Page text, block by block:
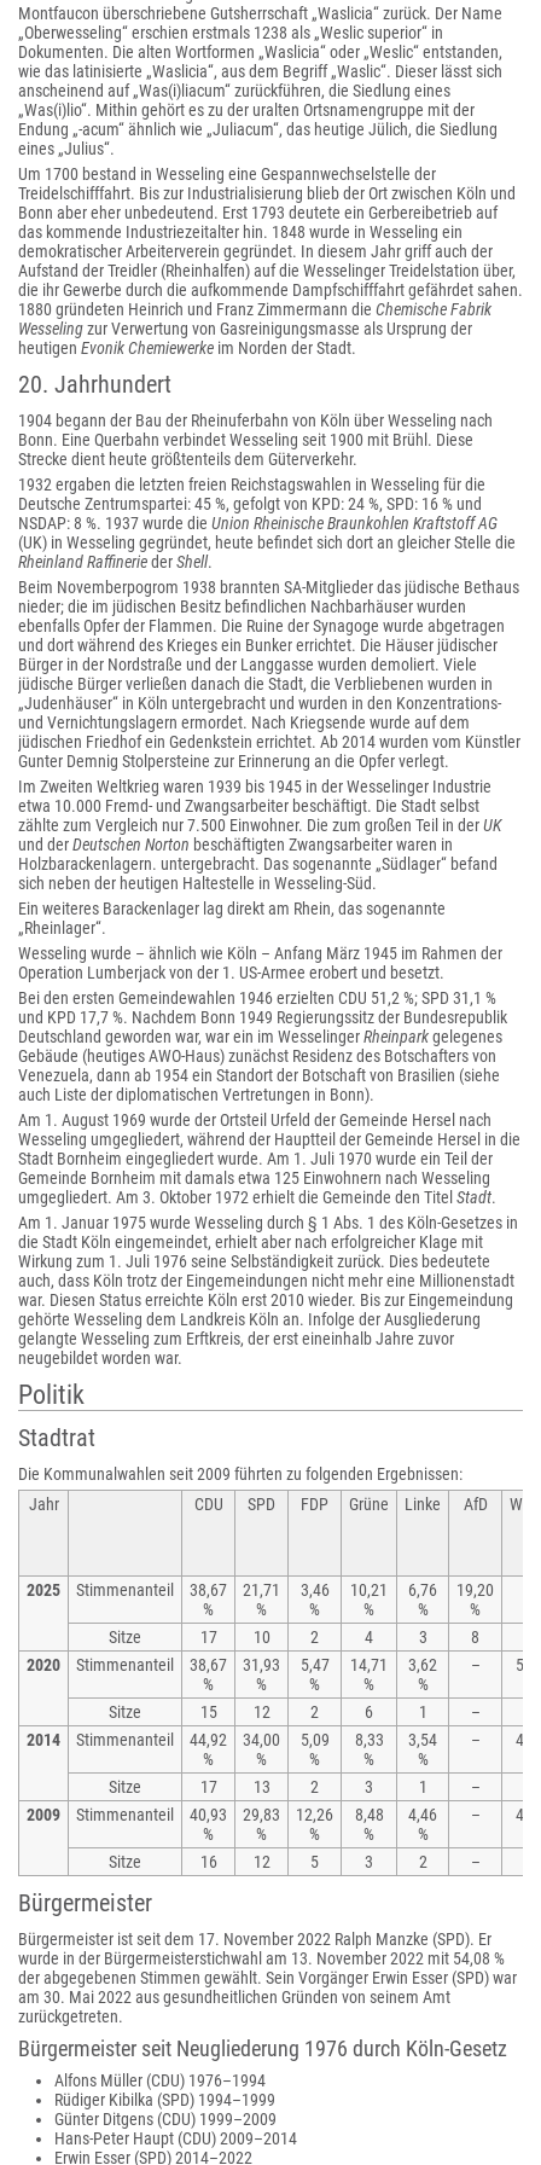
Montfaucon überschriebene Gutsherrschaft „Waslicia“ zurück. Der Name
„Oberwesseling“ erschien erstmals 1238 als „Weslic superior“ in
Dokumenten. Die alten Wortformen „Waslicia“ oder „Weslic“ entstanden,
wie das latinisierte „Waslicia“, aus dem Begriff „Waslic“. Dieser lässt sich
anscheinend auf „Was(i)liacum“ zurückführen, die Siedlung eines
„Was(i)lio“. Mithin gehört es zu der uralten Ortsnamengruppe mit der
Endung „-acum“ ähnlich wie „Juliacum“, das heutige Jülich, die Siedlung
eines „Julius“.
Um 1700 bestand in Wesseling eine Gespannwechselstelle der
Treidelschifffahrt. Bis zur Industrialisierung blieb der Ort zwischen Köln und
Bonn aber eher unbedeutend. Erst 1793 deutete ein Gerbereibetrieb auf
das kommende Industriezeitalter hin. 1848 wurde in Wesseling ein
demokratischer Arbeiterverein gegründet. In diesem Jahr griff auch der
Aufstand der Treidler (Rheinhalfen) auf die Wesselinger Treidelstation über,
die ihr Gewerbe durch die aufkommende Dampfschifffahrt gefährdet sahen.
1880 gründeten Heinrich und Franz Zimmermann die Chemische Fabrik
Wesselingzur Verwertung von Gasreinigungsmasse als Ursprung der
heutigen Evonik Chemiewerke im Norden der Stadt.
20. Jahrhundert
1904 begann der Bau der Rheinuferbahn von Köln über Wesseling nach
Bonn. Eine Querbahn verbindet Wesseling seit 1900 mit Brühl. Diese
Strecke dient heute größtenteils dem Güterverkehr.
1932 ergaben die letzten freien Reichstagswahlen in Wesseling für die
Deutsche Zentrumspartei: 45 %, gefolgt von KPD: 24 %, SPD: 16 % und
NSDAP: 8 %. 1937 wurde die Union Rheinische Braunkohlen Kraftstoff AG
(UK) in Wesseling gegründet, heute befindet sich dort an gleicher Stelle die
Rheinland RaffineriederShell.
Beim Novemberpogrom 1938 brannten SA-Mitglieder das jüdische Bethaus
nieder; die im jüdischen Besitz befindlichen Nachbarhäuser wurden
ebenfalls Opfer der Flammen. Die Ruine der Synagoge wurde abgetragen
und dort während des Krieges ein Bunker errichtet. Die Häuser jüdischer
Bürger in der Nordstraße und der Langgasse wurden demoliert. Viele
jüdische Bürger verließen danach die Stadt, die Verbliebenen wurden in
„Judenhäuser“ in Köln untergebracht und wurden in den Konzentrations-
und Vernichtungslagern ermordet. Nach Kriegsende wurde auf dem
jüdischen Friedhof ein Gedenkstein errichtet. Ab 2014 wurden vom Künstler
Gunter Demnig Stolpersteine zur Erinnerung an die Opfer verlegt.
Im Zweiten Weltkrieg waren 1939 bis 1945 in der Wesselinger Industrie
etwa 10.000 Fremd- und Zwangsarbeiter beschäftigt. Die Stadt selbst
zählte zum Vergleich nur 7.500 Einwohner. Die zum großen Teil in derUK
und derDeutschen Norton beschäftigten Zwangsarbeiter waren in
Holzbarackenlagern. untergebracht. Das sogenannte „Südlager“ befand
sich neben der heutigen Haltestelle in Wesseling-Süd.
Ein weiteres Barackenlager lag direkt am Rhein, das sogenannte
„Rheinlager“.
Wesseling wurde – ähnlich wie Köln – Anfang März 1945 im Rahmen der
Operation Lumberjack von der 1. US-Armee erobert und besetzt.
Bei den ersten Gemeindewahlen 1946 erzielten CDU 51,2 %; SPD 31,1 %
und KPD 17,7 %. Nachdem Bonn 1949 Regierungssitz der Bundesrepublik
Deutschland geworden war, war ein im WesselingerRheinparkgelegenes
Gebäude (heutiges AWO-Haus) zunächst Residenz des Botschafters von
Venezuela, dann ab 1954ein Standort der Botschaft von Brasilien (siehe
auch Liste der diplomatischen Vertretungen in Bonn).
Am 1. August 1969 wurde der Ortsteil Urfeld der Gemeinde Hersel nach
Wesseling umgegliedert, während der Hauptteil der Gemeinde Hersel in die
Stadt Bornheim eingegliedert wurde. Am 1. Juli 1970 wurde ein Teil der
Gemeinde Bornheim mit damals etwa 125 Einwohnern nach Wesseling
umgegliedert. Am 3. Oktober 1972 erhielt die Gemeinde den Titel Stadt.
Am 1. Januar 1975 wurde Wesseling durch § 1 Abs. 1 des Köln-Gesetzes in
die Stadt Köln eingemeindet, erhielt aber nach erfolgreicher Klage mit
Wirkung zum 1. Juli 1976 seine Selbständigkeit zurück. Dies bedeutete
auch, dass Köln trotz der Eingemeindungen nicht mehr eine Millionenstadt
war. Diesen Status erreichte Köln erst 2010 wieder. Bis zur Eingemeindung
gehörte Wesseling dem Landkreis Köln an. Infolge der Ausgliederung
gelangte Wesseling zum Erftkreis, der erst eineinhalb Jahre zuvor
neugebildet worden war.
Politik
Stadtrat
Die Kommunalwahlen seit 2009 führten zu folgenden Ergebnissen:
Jahr
CDU SPD FDP Grüne Linke AfD
2025 Stimmenanteil
38,67
%
21,71
%
3,46
%
10,21
%
6,76
%
19,20
%
Sitze 17 10 2 4 3 8
2020
Stimmenanteil
38,67
%
31,93
%
5,47
%
14,71
%
3,62
%
–
Sitze 15 12 2 6 1 –
2014
Stimmenanteil
44,92
%
34,00
%
5,09
%
8,33
%
3,54
%
–
Sitze 17 13 2 3 1 –
2009
Stimmenanteil
40,93
%
29,83
%
12,26
%
8,48
%
4,46
%
–
Sitze 16 12 5 3 2 –
Bürgermeister
Bürgermeister ist seit dem 17. November 2022 Ralph Manzke (SPD). Er
wurde in der Bürgermeisterstichwahl am 13. November 2022 mit 54,08 %
der abgegebenen Stimmen gewählt. Sein Vorgänger Erwin Esser (SPD) war
am 30. Mai 2022 aus gesundheitlichen Gründen von seinem Amt
zurückgetreten.
Bürgermeister seit Neugliederung 1976 durch Köln-Gesetz
Alfons Müller (CDU) 1976–1994
Rüdiger Kibilka (SPD) 1994–1999
Günter Ditgens (CDU) 1999–2009
Hans-Peter Haupt (CDU) 2009–2014
Erwin Esser (SPD) 2014–2022